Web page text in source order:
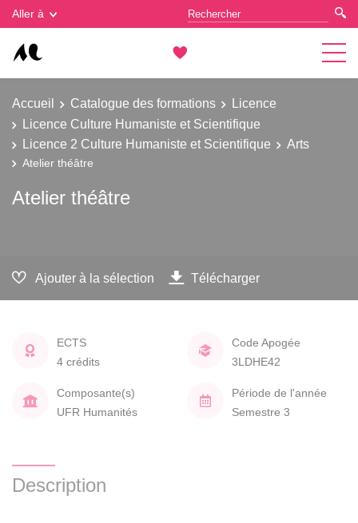
Aller à
Accueil Catalogue des formations
Licence
Licence Culture Humaniste et Scientifique
Licence 2 Culture Humaniste et Scientifique
Arts
Atelier théâtre
Atelier théâtre
Ajouter à la sélection Télécharger
ECTS
4 crédits
Code Apogée
3LDHE42
Composante(s)
UFR Humanités
Période de l'année
Semestre 3
Description
Gestion des cookies